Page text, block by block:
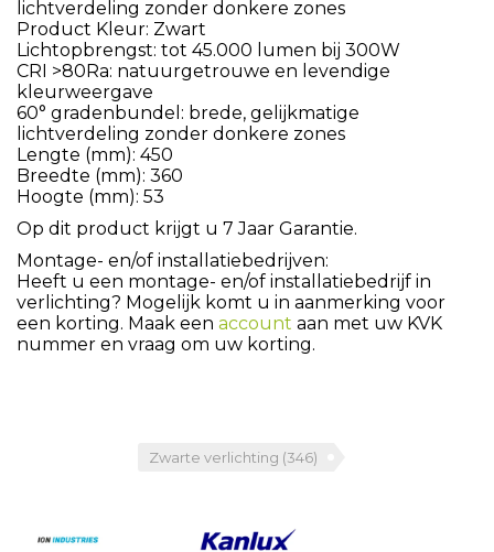
lichtverdeling zonder donkere zones
Product Kleur: Zwart
Lichtopbrengst: tot 45.000 lumen bij 300W
CRI >80Ra: natuurgetrouwe en levendige
kleurweergave
60° gradenbundel: brede, gelijkmatige
lichtverdeling zonder donkere zones
Lengte (mm): 450
Breedte (mm): 360
Hoogte (mm): 53
Op dit product krijgt u 7 Jaar Garantie.
Montage- en/of installatiebedrijven:
Heeft u een montage- en/of installatiebedrijf in
verlichting? Mogelijk komt u in aanmerking voor
een korting. Maak een account aan met uw KVK
nummer en vraag om uw korting.
Zwarte verlichting (346)